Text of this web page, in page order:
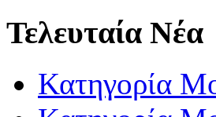
Τελευταία Νέα
Κατηγορία